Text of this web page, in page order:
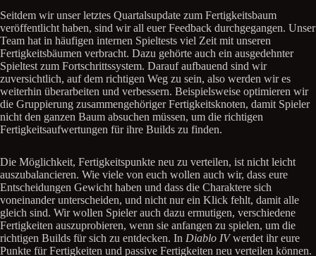
Seitdem wir unser letztes Quartalsupdate zum Fertigkeitsbaum
veröffentlicht haben, sind wir all euer Feedback durchgegangen. Unser
Team hat in häufigen internen Spieltests viel Zeit mit unseren
Fertigkeitsbäumen verbracht. Dazu gehörte auch ein ausgedehnter
Spieltest zum Fortschrittssystem. Darauf aufbauend sind wir
zuversichtlich, auf dem richtigen Weg zu sein, also werden wir es
weiterhin überarbeiten und verbessern. Beispielsweise optimieren wir
die Gruppierung zusammengehöriger Fertigkeitsknoten, damit Spieler
nicht den ganzen Baum absuchen müssen, um die richtigen
Fertigkeitsaufwertungen für ihre Builds zu finden.
Die Möglichkeit, Fertigkeitspunkte neu zu verteilen, ist nicht leicht
auszubalancieren. Wie viele von euch wollen auch wir, dass eure
Entscheidungen Gewicht haben und dass die Charaktere sich
voneinander unterscheiden, und nicht nur ein Klick fehlt, damit alle
gleich sind. Wir wollen Spieler auch dazu ermutigen, verschiedene
Fertigkeiten auszuprobieren, wenn sie anfangen zu spielen, um die
richtigen Builds für sich zu entdecken. In Diablo IVwerdet ihr eure
Punkte für Fertigkeiten und passive Fertigkeiten neu verteilen können.